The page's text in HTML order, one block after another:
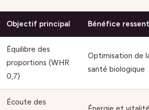
Objectif principal Bénéfice
Équilibre des
proportions (WHR
0,7)
Optimisation de
santé biologique
Écoute des